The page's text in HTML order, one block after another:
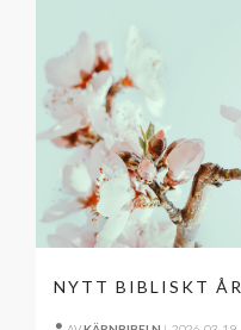
NYTT BIBLISKT ÅR